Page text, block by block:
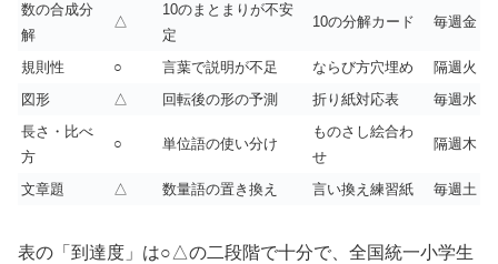
数の合成分
解
△
10のまとまりが不安
定
10の分解カード 毎週金
規則性 ○ 言葉で説明が不足 ならび方穴埋め
隔週火
図形
△ 回転後の形の予測 折り紙対応表
毎週水
長さ・比べ
方
○ 単位語の使い分け
ものさし絵合わ
せ
隔週木
文章題 △ 数量語の置き換え 言い換え練習紙 毎週土
表の「到達度」は○△の二段階で十分で、全国統一小学生